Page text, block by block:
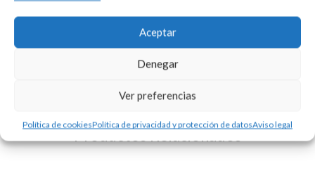
Aceptar
Denegar
Ver preferencias
Política de cookiesPolítica de privacidad y protección de datosAviso legal
Gemelos de Plata de Ley con iniciales en esmalte a fuego y
sistema rígido terminado en bola de 8mm. Medida 13,5mm.
Productos Relacionados